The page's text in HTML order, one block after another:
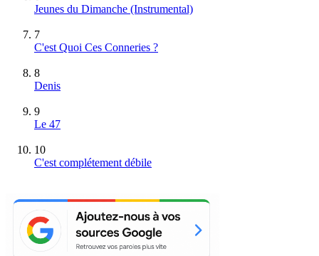
Jeunes du Dimanche (Instrumental)
7
C'est Quoi Ces Conneries ?
8
Denis
9
Le 47
10
C'est complétement débile